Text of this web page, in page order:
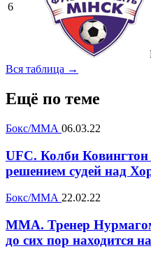
6
Вся таблица →
Ещё по теме
Бокс/ММА 06.03.22
UFC. Колби Ковингтон
решением судей над
Бокс/ММА 22.02.22
MMA. Тренер
до сих пор находится